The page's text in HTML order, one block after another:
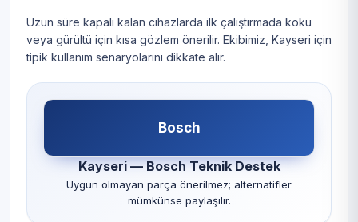
Uzun süre kapalı kalan cihazlarda ilk çalıştırmada koku
veya gürültü için kısa gözlem önerilir. Ekibimiz, Kayseri için
tipik kullanım senaryolarını dikkate alır.
Bosch
Kayseri — Bosch Teknik Destek
Uygun olmayan parça önerilmez; alternatifler
mümkünse paylaşılır.